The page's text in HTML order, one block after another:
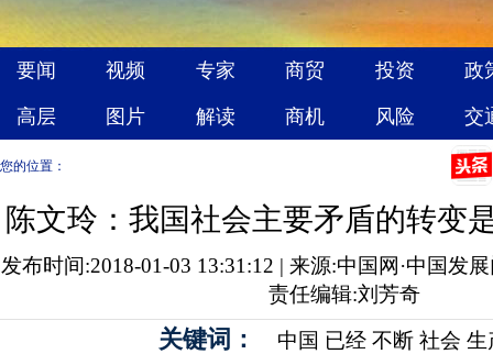
您的位置：
陈文玲：我国社会主要矛盾的转变
发布时间:2018-01-03 13:31:12 | 来源:中国网·中国发
责任编辑:刘芳奇
关键词： 中国 已经 不断 社会 生